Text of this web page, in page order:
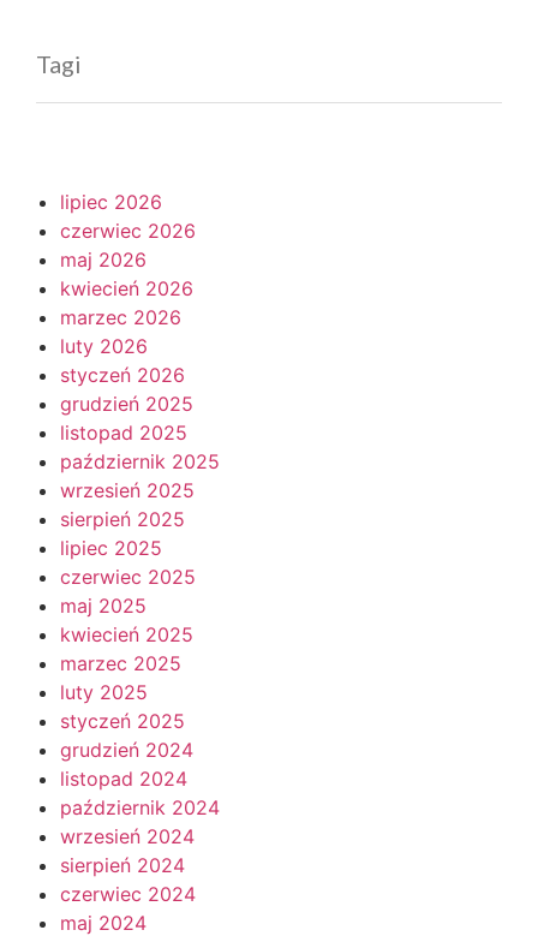
Tagi
lipiec 2026
czerwiec 2026
maj 2026
kwiecień 2026
marzec 2026
luty 2026
styczeń 2026
grudzień 2025
listopad 2025
październik 2025
wrzesień 2025
sierpień 2025
lipiec 2025
czerwiec 2025
maj 2025
kwiecień 2025
marzec 2025
luty 2025
styczeń 2025
grudzień 2024
listopad 2024
październik 2024
wrzesień 2024
sierpień 2024
czerwiec 2024
maj 2024